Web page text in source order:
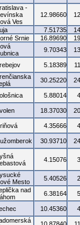
-
Ves
12.98660
7.51735
Srnie 16.89690
9.70343
5.18389
30.25220
5.88014
18.37030
4.35666
30.93710
4.15076
Mesto
5.40526
nad
6.38164
10.45360